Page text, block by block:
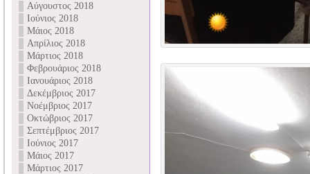
Αύγουστος 2018
Ιούνιος 2018
Μάιος 2018
Απρίλιος 2018
Μάρτιος 2018
Φεβρουάριος 2018
Ιανουάριος 2018
Δεκέμβριος 2017
Νοέμβριος 2017
Οκτώβριος 2017
Σεπτέμβριος 2017
Ιούνιος 2017
Μάιος 2017
Μάρτιος 2017